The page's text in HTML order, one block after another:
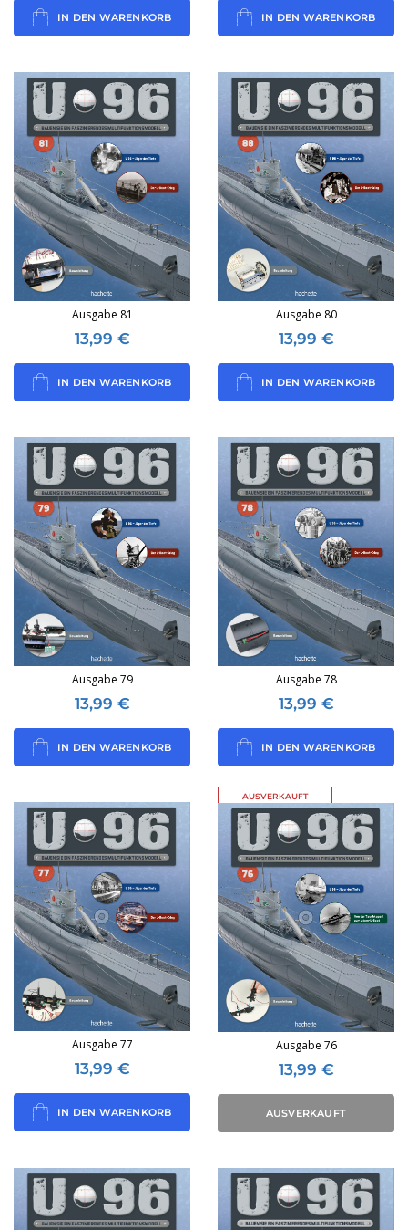
IN DEN WARENKORB IN DEN WARENKORB
Ausgabe 81
13,99 €
IN DEN WARENKORB
Ausgabe 80
13,99 €
IN DEN WARENKORB
Ausgabe 79
13,99 €
IN DEN WARENKORB
Ausgabe 78
13,99 €
IN DEN WARENKORB
Ausgabe 77
13,99 €
IN DEN WARENKORB
AUSVERKAUFT
Ausgabe 76
13,99 €
AUSVERKAUFT